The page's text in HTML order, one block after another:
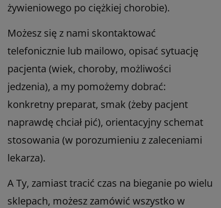
żywieniowego po ciężkiej chorobie).
Możesz się z nami skontaktować
telefonicznie lub mailowo, opisać sytuację
pacjenta (wiek, choroby, możliwości
jedzenia), a my pomożemy dobrać:
konkretny preparat, smak (żeby pacjent
naprawdę chciał pić), orientacyjny schemat
stosowania (w porozumieniu z zaleceniami
lekarza).
A Ty, zamiast tracić czas na bieganie po wielu
sklepach, możesz zamówić wszystko w